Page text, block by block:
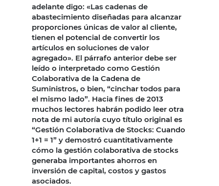
adelante digo: «Las cadenas de
abastecimiento diseñadas para alcanzar
proporciones únicas de valor al cliente,
tienen el potencial de convertir los
artículos en soluciones de valor
agregado». El párrafo anterior debe ser
leído o interpretado como Gestión
Colaborativa de la Cadena de
Suministros, o bien, “cinchar todos para
el mismo lado”. Hacia fines de 2013
muchos lectores habrán podido leer otra
nota de mi autoría cuyo título original es
“Gestión Colaborativa de Stocks: Cuando
1+1 = 1” y demostró cuantitativamente
cómo la gestión colaborativa de stocks
generaba importantes ahorros en
inversión de capital, costos y gastos
asociados.